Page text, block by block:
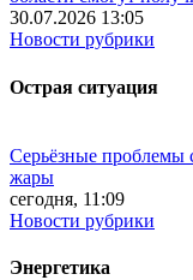
30.07.2026 13:05
Новости рубрики
Острая ситуация
Серьёзные проблемы
жары
сегодня, 11:09
Новости рубрики
Энергетика